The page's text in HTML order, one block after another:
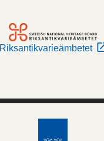
Riksantikvarieämbetet